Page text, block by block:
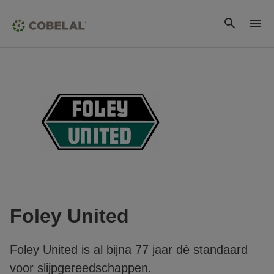
Foley United
Foley United is al bijna 77 jaar dè standaard
voor slijpgereedschappen.